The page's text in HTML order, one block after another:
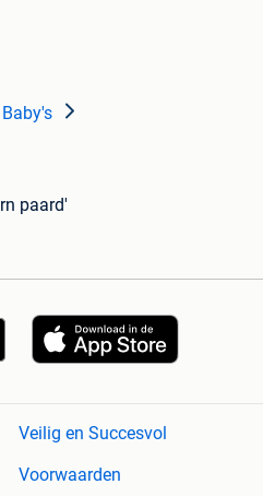
paard'
Veilig en Succesvol
Voorwaarden